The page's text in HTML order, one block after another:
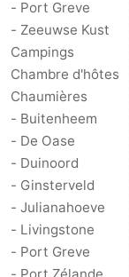
- Port Greve
- Zeeuwse Kust
Campings
Chambre d'hôtes
Chaumières
- Buitenheem
- De Oase
- Duinoord
- Ginsterveld
- Julianahoeve
- Livingstone
- Port Greve